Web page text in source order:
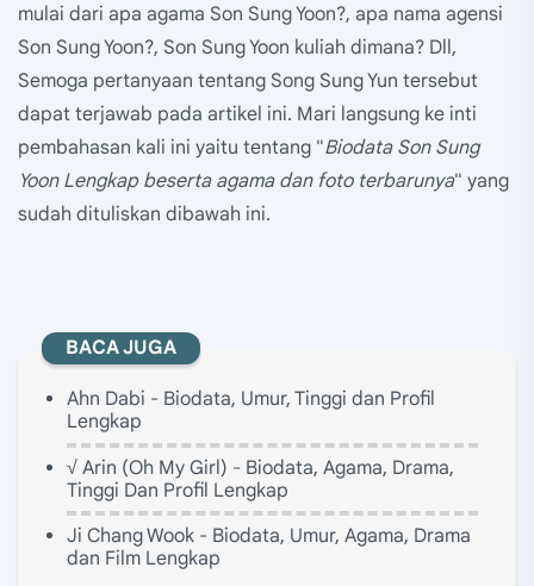
mulai dari apa agama Son Sung Yoon?, apa nama agensi
Son Sung Yoon?, Son Sung Yoon kuliah dimana? Dll,
Semoga pertanyaan tentang Song Sung Yun tersebut
dapat terjawab pada artikel ini. Mari langsung ke inti
pembahasan kali ini yaitu tentang "Biodata Son Sung
Yoon Lengkap beserta agama dan foto terbarunya" yang
sudah dituliskan dibawah ini.
BACA JUGA
Ahn Dabi - Biodata, Umur, Tinggi dan Profil
Lengkap
√ Arin (Oh My Girl) - Biodata, Agama, Drama,
Tinggi Dan Profil Lengkap
Ji Chang Wook - Biodata, Umur, Agama, Drama
dan Film Lengkap